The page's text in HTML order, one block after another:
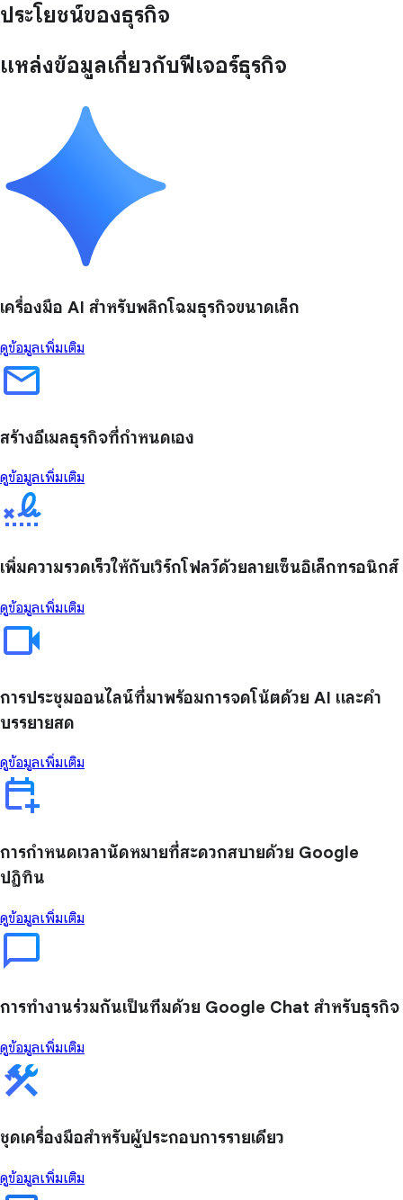
ประโยชน์ของธุรกิจ
แหล่งข้อมูลเกี่ยวกับฟีเจอร์ธุรกิจ
เครื่องมือ AI สำหรับพลิกโฉมธุรกิจขนาดเล็ก
ดูข้อมูลเพิ่มเติม
สร้างอีเมลธุรกิจที่กำหนดเอง
ดูข้อมูลเพิ่มเติม
เพิ่มความรวดเร็วให้กับเวิร์กโฟลว์ด้วยลายเซ็นอิเล็กทรอนิกส์
ดูข้อมูลเพิ่มเติม
การประชุมออนไลน์ที่มาพร้อมการจดโน้ตด้วย AI และคำ
บรรยายสด
ดูข้อมูลเพิ่มเติม
การกำหนดเวลานัดหมายที่สะดวกสบายด้วย Google
ปฏิทิน
ดูข้อมูลเพิ่มเติม
การทำงานร่วมกันเป็นทีมด้วย Google Chat สำหรับธุรกิจ
ดูข้อมูลเพิ่มเติม
ชุดเครื่องมือสำหรับผู้ประกอบการรายเดียว
ดูข้อมูลเพิ่มเติม